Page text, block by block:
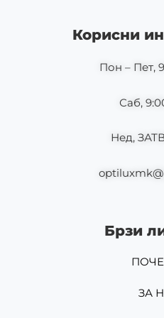
o
o
Корисни
Пон – Пет,
Саб,
Нед,
Брзи
ЗА